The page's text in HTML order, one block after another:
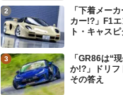
「下着メー
カー!?」F1
ト・キャス
「GR86は“
か!?」ドリフ
その答え